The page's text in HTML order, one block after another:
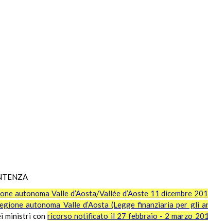
autonoma Valle d’Aosta/Vallée d’Aoste 11 dicembre
autonoma Valle d’Aosta (Legge finanziaria per gli
ministri conricorso notificato il 27 febbraio - 2 marzo